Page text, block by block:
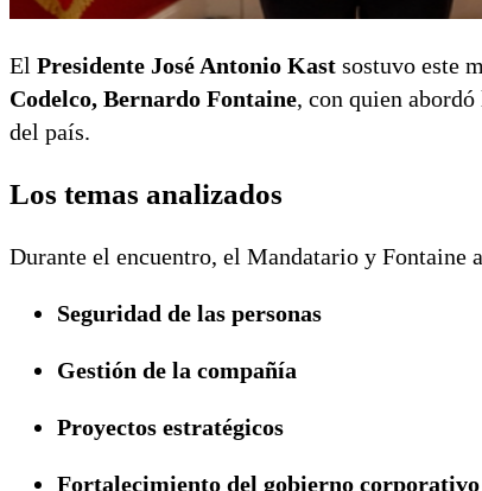
El Presidente José Antonio Kast sostuvo este
Codelco, Bernardo Fontaine, con quien
del país.
Los temas analizados
Durante el encuentro, el Mandatario y Fontaine
Seguridad de las personas
Gestión de la compañía
Proyectos estratégicos
Fortalecimiento del gobierno corporativo